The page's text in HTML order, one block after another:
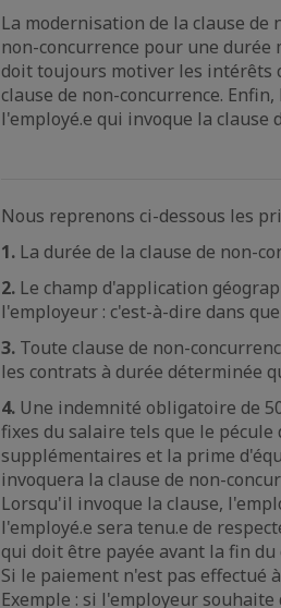
La modernisation de la clause
non-concurrence pour une durée
doit toujours motiver les intérêts
clause de non-concurrence.
l'employé.e qui invoque la clause
Nous reprenons ci-dessous les
1. La durée de la clause de non-
2. Le champ d'application
l'employeur : c'est-à-dire dans
3. Toute clause de non-
les contrats à durée déterminée
4. Une indemnité obligatoire de
fixes du salaire tels que le pécule
supplémentaires et la prime
invoquera la clause de non-
Lorsqu'il invoque la clause,
l'employé.e sera tenu.e de
qui doit être payée avant la fin
Si le paiement n'est pas effectué
Exemple : si l'employeur